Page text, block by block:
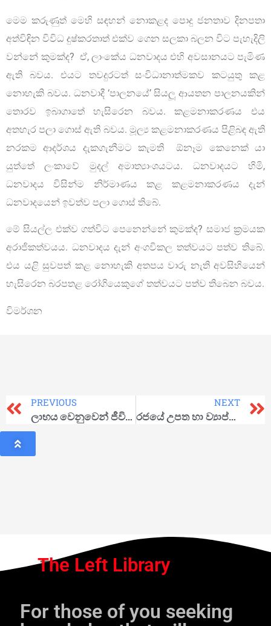
මෙම කරුණුත් මෙහි සඳහන් නොකළද පොදු ජනතාව දිනපතා
අත්විඳින විවිධ දුෂ්කරතාත් එක්ව ගෙන සලකා බලන විට පැහැදිලි
වන්නේ කුමක්ද? ඒ, ලාංකේය ධනවාදය එහි අවසානයට පැමිණ
ඇති බවය. එයට තවදුරටත් සංවිධානාත්මකව කටයුතු කළ
නොහැකි බවය. ධනවාදී ‘පාලනයේ’ සියලූ ආයතන පාලනයකින්
තොරව ඉබාගාතේ හැසිරෙන බවය. කළමනාකරණය එය
අතහැර පලා ගොස් ඇති බවය. මූල්‍ය කළමනාකරණය පිළිබඳ ඇති
නරකම ආදර්ශය දැකගැනීමට කැමති ඕනෑම කෙනෙක් යා
යුත්තේ ලංකාවේ මුදල් අමාත්‍යාංශයටය. ධනවාදයට හිමි,
ධනවාදය විසින්ම නිර්මාණය කළ කළමනාකරණය දැන්
ධනවාදයෙන් ඉවත්ව පලා ගොස් තිබේ.
මේ සියල්ල එක්ව ගත්විට පෙනෙන්නේ කුමක්ද? සමාජ ක්‍රමයක
අරාජිකත්වයය. ධනවාදය දැන් අංගවිකල තත්වයට පත්ව තිබේ.
එය යළි සුවපත් කළ නොහැකි අතපය වාරු නැති අවසිහියෙන්
හැසිරෙන බරපතළ රෝගියෙකුගේ තත්වයට පත්ව තිබෙන බවය.
විමර්ශන
PREVIOUS
ලාභය වෙනුවෙන් ජීවිත බිල්ලට
NEXT
රජයේ උපත හා ව්‍යාප්තිය
The Left Library
For those of you seeking